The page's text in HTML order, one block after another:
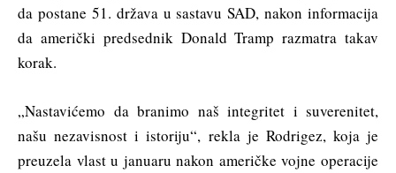
da postane 51. država u sastavu SAD, nakon informacija
da američki predsednik Donald Tramp razmatra takav
korak.
„Nastavićemo da branimo naš integritet i suverenitet,
našu nezavisnost i istoriju“, rekla je Rodrigez, koja je
preuzela vlast u januaru nakon američke vojne operacije